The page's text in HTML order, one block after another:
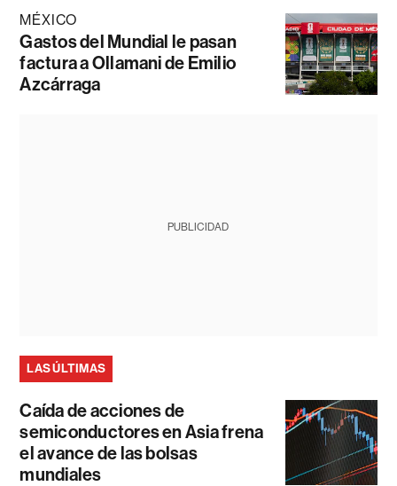
MÉXICO
Gastos del Mundial le pasan
factura a Ollamani de Emilio
Azcárraga
PUBLICIDAD
LAS ÚLTIMAS
Caída de acciones de
semiconductores en Asia frena
el avance de las bolsas
mundiales